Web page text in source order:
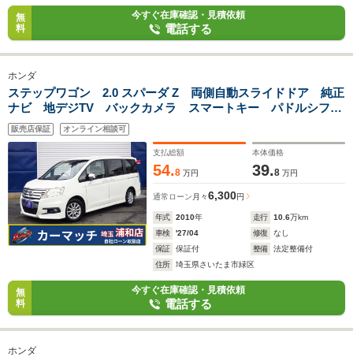
無
料
今すぐ在庫確認・見積依頼
電話する
ホンダ
ステップワゴン 2.0 スパーダ Z 両側自動スライドドア 純正
ナビ 地デジTV バックカメラ スマートキー パドルシフ
ト ETC
販売店保証 オンライン相談可
支払総額
54.8 万円
本体価格
39.8 万円
通常ローン 月々6,300円
年式 2010年 走行 10.6万km
車検
'27/04 修復
なし
保証
保証付 整備
法定整備付
住所
埼玉県さいたま市緑区
無
料
今すぐ在庫確認・見積依頼
電話する
ホンダ